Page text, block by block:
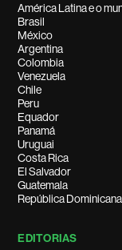
América Latina e o
Brasil
México
Argentina
Colombia
Venezuela
Chile
Peru
Equador
Panamá
Uruguai
Costa Rica
El Salvador
Guatemala
República Dominicana
EDITORIAS